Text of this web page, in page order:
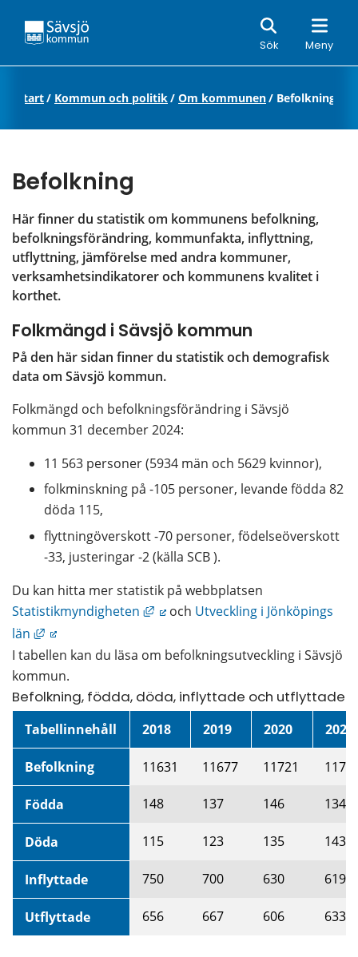
Sök Meny
Sök
Start/ Kommun och politik/ Om kommunen/ Befolkning
Befolkning
Här finner du statistik om kommunens befolkning,
befolkningsförändring, kommunfakta, inflyttning,
utflyttning, jämförelse med andra kommuner,
verksamhetsindikatorer och kommunens kvalitet i
korthet.
Folkmängd i Sävsjö kommun
På den här sidan finner du statistik och demografisk
data om Sävsjö kommun.
Folkmängd och befolkningsförändring i Sävsjö
kommun 31 december 2024:
11 563 personer (5934 män och 5629 kvinnor),
folkminskning på -105 personer, levande födda 82
döda 115,
flyttningöverskott -70 personer, födelseöverskott
-33, justeringar -2 (källa SCB ).
Statistikmyndigheten
Länk till annan webbplats,
och Utveckling i Jönköpings
län
Länk till annan webbplats, öppnas i nytt fönster.
I tabellen kan du läsa om befolkningsutveckling i Sävsjö
kommun.
Befolkning, födda, döda, inflyttade och utflyttade.
Tabellinnehåll 2018 2019 2020 2021
Befolkning 11631 11677 11721
Födda 148 137 146 134
Döda 115 123 135 143
Inflyttade 750 700 630 619
Utflyttade 656 667 606 633